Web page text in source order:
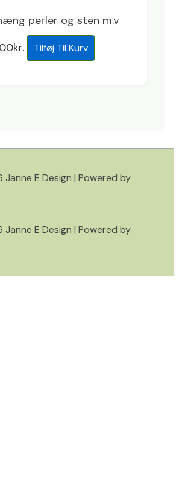
perler og sten m.v
kr. Tilføj Til Kurv
Janne E Design | Powered by
Janne E Design | Powered by